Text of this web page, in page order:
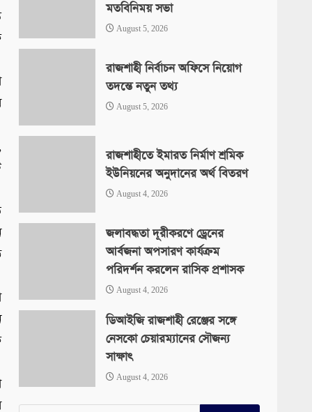
মতবিনিময় সভা
August 5, 2026
রাজশাহী নির্বাচন অফিসে নিয়োগ
তদন্তে নতুন তথ্য
August 5, 2026
রাজশাহীতে ইমারত নির্মাণ শ্রমিক
ইউনিয়নের অনুদানের অর্থ বিতরণ
August 4, 2026
জলাবদ্ধতা দূরীকরণে ড্রেনের
আর্বজনা অপসারণ কার্যক্রম
পরিদর্শন করলেন রাসিক প্রশাসক
August 4, 2026
ডিআইজি রাজশাহী রেঞ্জের সঙ্গে
নেসকো চেয়ারম্যানের সৌজন্য
সাক্ষাৎ
August 4, 2026